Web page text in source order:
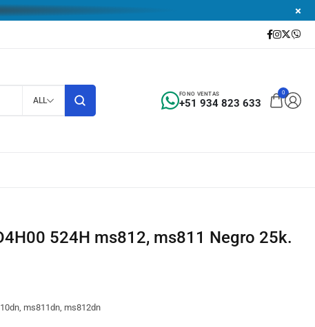
ALL +51 934 823 633
FONO VENTAS 0
524H ms812, ms811 Negro 25k.
ms811dn, ms812dn